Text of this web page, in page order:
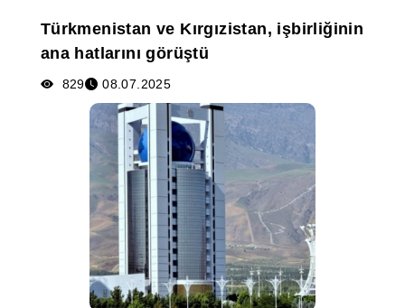
Yayınlar
Medya
Poster
Türkmenistan ve Kırgızistan, işbirliğinin
ana hatlarını görüştü
829 08.07.2025